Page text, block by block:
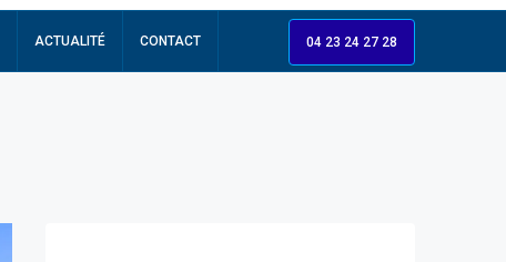
ACTUALITÉ CONTACT 04 23 24 27 28